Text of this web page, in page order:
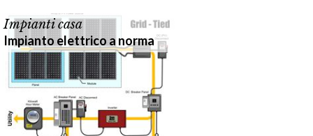
Impianti casa
Impianto elettrico a norma